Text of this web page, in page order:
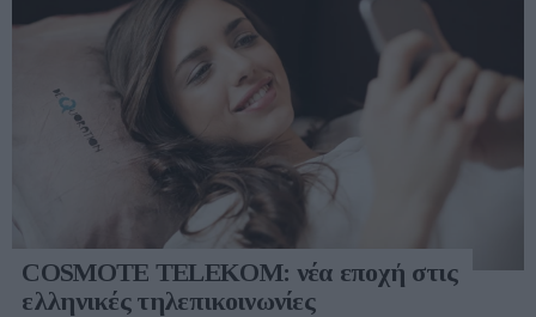
COSMOTE TELEKOM: νέα εποχή στις
ελληνικές τηλεπικοινωνίες